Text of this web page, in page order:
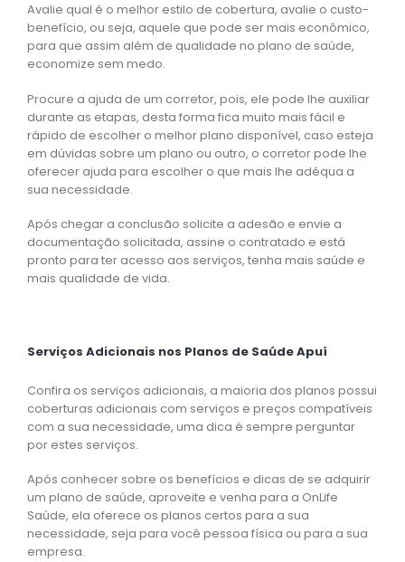
Avalie qual é o melhor estilo de cobertura, avalie o custo-
benefício, ou seja, aquele que pode ser mais econômico,
para que assim além de qualidade no plano de saúde,
economize sem medo.
Procure a ajuda de um corretor, pois, ele pode lhe auxiliar
durante as etapas, desta forma fica muito mais fácil e
rápido de escolher o melhor plano disponível, caso esteja
em dúvidas sobre um plano ou outro, o corretor pode lhe
oferecer ajuda para escolher o que mais lhe adéqua a
sua necessidade.
Após chegar a conclusão solicite a adesão e envie a
documentação solicitada, assine o contratado e está
pronto para ter acesso aos serviços, tenha mais saúde e
mais qualidade de vida.
Serviços Adicionais nos Planos de Saúde Apuí
Confira os serviços adicionais, a maioria dos planos possui
coberturas adicionais com serviços e preços compatíveis
com a sua necessidade, uma dica é sempre perguntar
por estes serviços.
Após conhecer sobre os benefícios e dicas de se adquirir
um plano de saúde, aproveite e venha para a OnLife
Saúde, ela oferece os planos certos para a sua
necessidade, seja para você pessoa física ou para a sua
empresa.